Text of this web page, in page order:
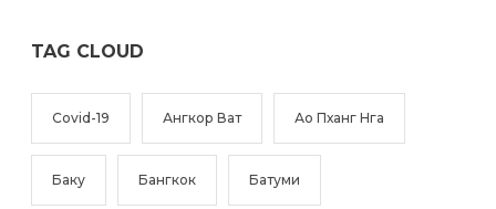
TAG CLOUD
Covid-19 Ангкор Ват Ао Пханг Нга
Баку Бангкок Батуми